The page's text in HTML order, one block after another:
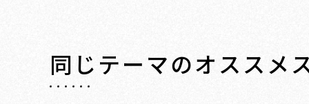
同じテーマのオススメ